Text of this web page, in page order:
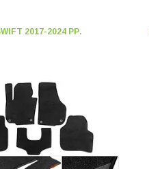
2017-2024 РР.